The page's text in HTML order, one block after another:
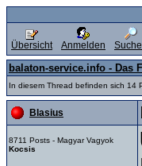
Übersicht Anmelden
balaton-service.info - Das
In diesem Thread befinden sich 14
Blasius
8711 Posts - Magyar Vagyok
Kocsis